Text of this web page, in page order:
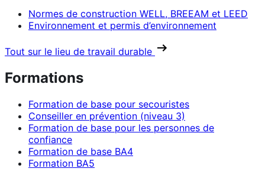
Normes de construction WELL, BREEAM et LEED
Environnement et permis d’environnement
Tout sur le lieu de travail durable
Formations
Formation de base pour secouristes
Conseiller en prévention (niveau 3)
Formation de base pour les personnes de
confiance
Formation de base BA4
Formation BA5